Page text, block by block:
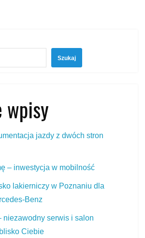
Szukaj
wpisy
jazdy z dwóch stron
– inwestycja w mobilność
lakierniczy w Poznaniu dla
niezawodny serwis i salon
Ciebie